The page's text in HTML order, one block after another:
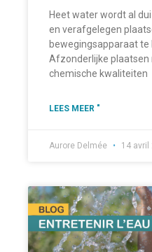
Heet water wordt al
en verafgelegen
bewegingsapparaat te
Afzonderlijke plaatsen
chemische kwaliteiten
LEES MEER "
Aurore Delmée 14 avril